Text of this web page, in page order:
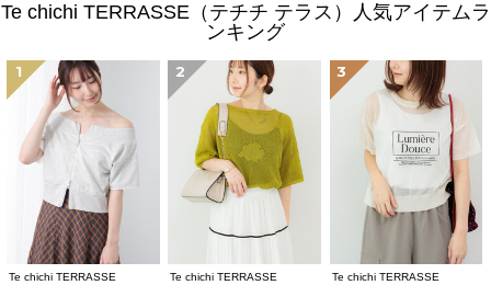
Te chichi TERRASSE（テチチ テラス）人気アイテムラ
ンキング
1
Te chichi TERRASSE
2
Te chichi TERRASSE
3
Te chichi TERRASSE